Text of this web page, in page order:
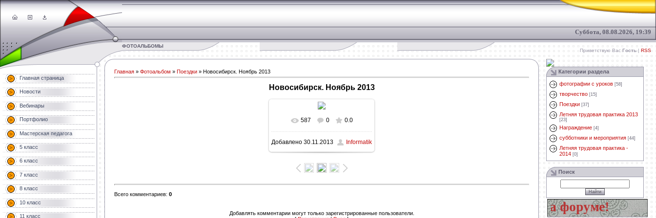
Суббота, 08.08.2026, 19:39
ФОТОАЛЬБОМЫ
Приветствую Вас Гость | RSS
Главная страница
Новости
Вебинары
Портфолио
Мастерская педагога
5 класс
6 класс
7 класс
8 класс
10 класс
11 класс
Главная » Фотоальбом » Поездки » Новосибирск. Ноябрь 2013
Новосибирск. Ноябрь 2013
В реальном размере
900x1600/ 140.5Kb
587 0 0.0
Добавлено 30.11.2013 Informatik
Всего комментариев: 0
Добавлять комментарии могут только зарегистрированные пользователи.
Категории раздела
фотографии с уроков [58]
творчество [15]
Поездки [37]
Летняя трудовая практика 2013
[23]
Награждение [4]
субботники и мероприятия [44]
Летняя трудовая практика -
2014 [0]
Поиск
Задай свой вопрос на форуме!